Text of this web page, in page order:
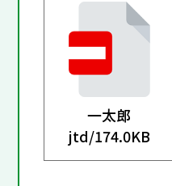
一太郎
jtd/174.0KB